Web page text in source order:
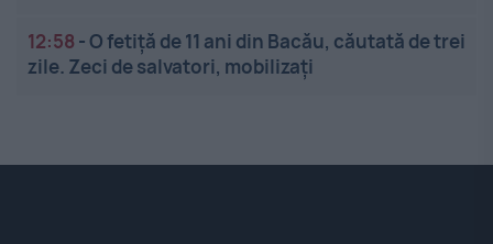
12:58 -O fetiță de 11 ani din Bacău, căutată de trei
zile. Zeci de salvatori, mobilizați